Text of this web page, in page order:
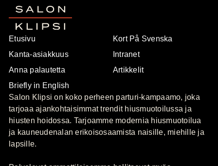
Etusivu
Kanta-asiakkuus
Anna palautetta
Briefly in English
Kort På Svenska
Intranet
Artikkelit
Salon Klipsi on koko perheen parturi-kampaamo, joka
tarjoaa ajankohtaisimmat trendit hiusmuotoilussa ja
hiusten hoidossa. Tarjoamme modernia hiusmuotoilua
ja kauneudenalan erikoisosaamista naisille, miehille ja
lapsille.